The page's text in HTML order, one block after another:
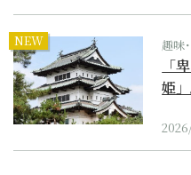
NEW 趣味
「
姫